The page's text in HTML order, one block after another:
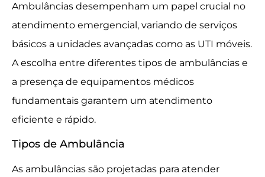
Ambulâncias desempenham um papel crucial no
atendimento emergencial, variando de serviços
básicos a unidades avançadas como as UTI móveis.
A escolha entre diferentes tipos de ambulâncias e
a presença de equipamentos médicos
fundamentais garantem um atendimento
eficiente e rápido.
Tipos de Ambulância
As ambulâncias são projetadas para atender